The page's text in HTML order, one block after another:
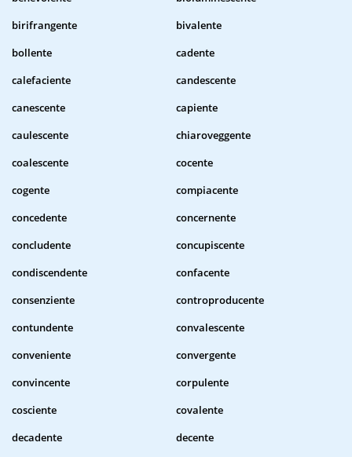
birifrangente
bivalente
bollente
cadente
calefaciente
candescente
canescente
capiente
caulescente
chiaroveggente
coalescente
cocente
cogente
compiacente
concedente
concernente
concludente
concupiscente
condiscendente
confacente
consenziente
controproducente
contundente
convalescente
conveniente
convergente
convincente
corpulente
cosciente
covalente
decadente
decente